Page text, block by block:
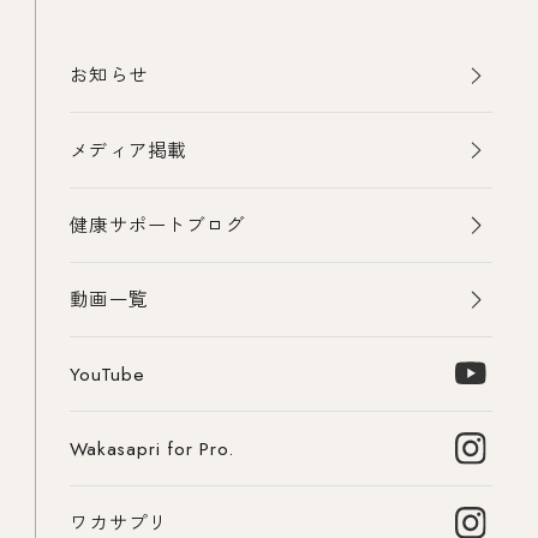
お知らせ
メディア掲載
健康サポートブログ
動画一覧
YouTube
Wakasapri for Pro.
ワカサプリ